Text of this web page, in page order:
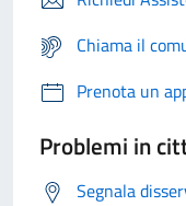
Chiama il
Prenota un
Problemi in
Segnala